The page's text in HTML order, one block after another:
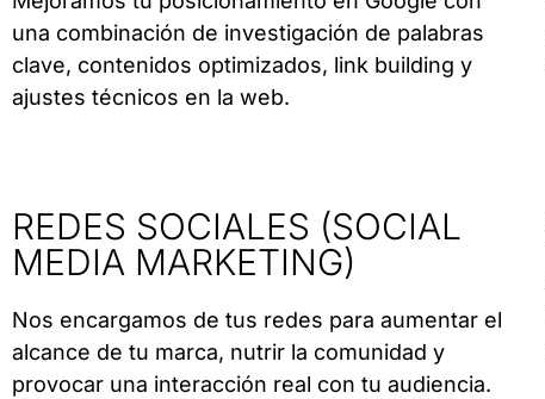
una combinación de investigación de palabras
clave, contenidos optimizados, link building y
ajustes técnicos en la web.
REDES SOCIALES (SOCIAL
MEDIA MARKETING)
Nos encargamos de tus redes para aumentar el
alcance de tu marca, nutrir la comunidad y
provocar una interacción real con tu audiencia.